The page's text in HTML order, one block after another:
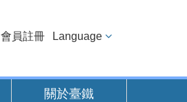
會員註冊 Language
關於臺鐵